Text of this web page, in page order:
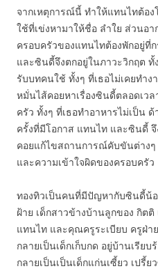
จากเหตุการณ์นี้ ทำให้แทนไทต้อ
ใช้ที่เข่งหามาให้ชื่อ ลำใย ส่วนอ
ครอบครัวของแทนไทต้องพักอยู่ที่
และซินดี้จึงตกอยู่ในภาวะวิกฤต
รับบทคนใช้ ทั้งๆ ที่เธอไม่เคยทำ
หมั่นไส้คอยหาเรื่องซินดี้ตลอดเว
ครัว ทั้งๆ ที่เธอทำอาหารไม่เป็น
ครั้งที่มีโอกาส แทนไท และซินดี้
คอยแก้ไขสถานการณ์คับขันต่าง
และความเข้าใจผิดของครอบครัว
ทองทิวเป็นคนที่มีปัญหากับซินดี้น้
ฝ้าย เด็กสาวข้างบ้านลูกของ กิต
แทนไท และคุณครูระเบียบ ครูฝ่า
กลายเป็นเด็กเก็บกด อยู่บ้านเรีย
กลายเป็นเป็นเด็กแก่นเซี้ยว เปรี้